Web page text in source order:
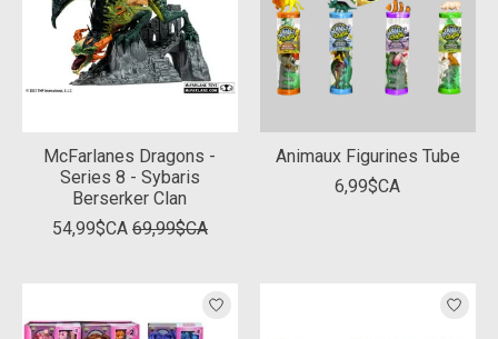
McFarlanes Dragons -
Series 8 - Sybaris
Berserker Clan
54,99$CA 69,99$CA
Animaux Figurines Tube
6,99$CA